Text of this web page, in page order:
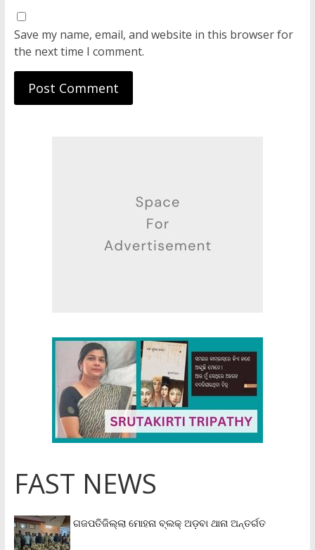
Save my name, email, and website in this browser for
the next time I comment.
FAST NEWS
ଗଜପତିଜିଲ୍ଲା ମୋହନା ବ୍ଲକ୍‌ ଅଡ଼ବା ଥାନା ଅନ୍ତର୍ଗତ